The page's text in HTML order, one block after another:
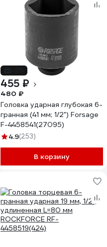
455 ₽
480 ₽
Головка ударная глубокая 6-
гранная (41 мм; 1/2") Forsage
F-4458541(27095)
4.9(253)
В корзину